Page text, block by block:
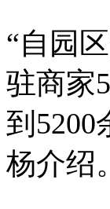
“自园
驻商家
到
杨介绍。